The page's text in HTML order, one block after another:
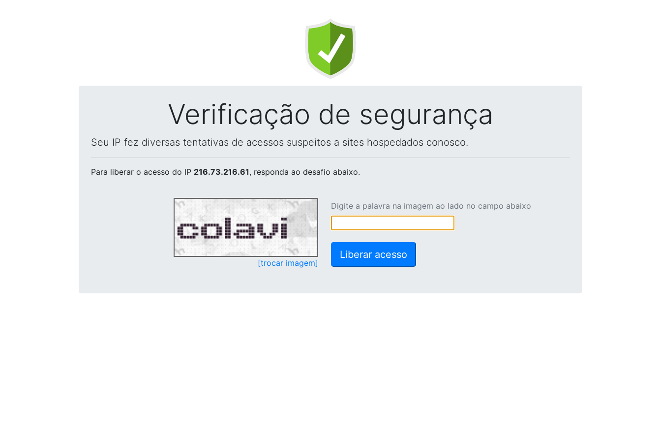
Verificação de segurança
Seu IP fez diversas tentativas de acessos suspeitos a sites hospedados conosco.
Para liberar o acesso do IP 216.73.216.61, responda ao desafio abaixo.
[trocar imagem]
Digite a palavra na imagem ao lado no campo abaixo